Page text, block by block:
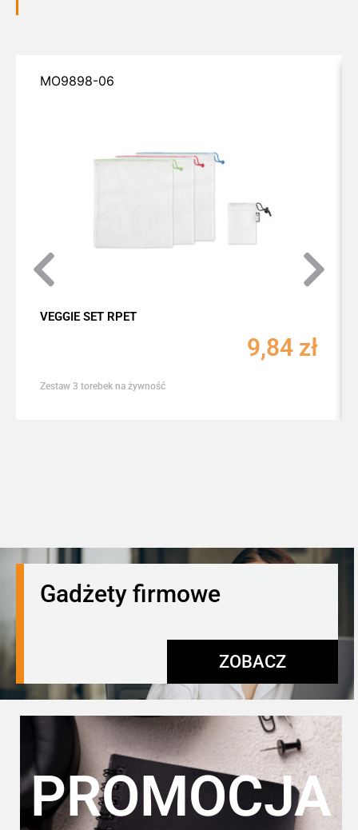
MO9898-06
VEGGIE SET RPET
9,84 zł
Zestaw 3 torebek na żywność
Gadżety firmowe
ZOBACZ
PROMOCJA